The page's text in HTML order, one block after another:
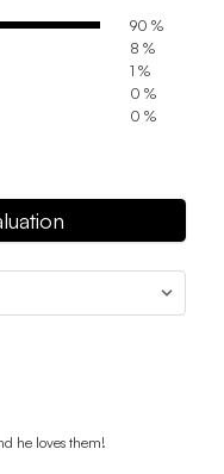
90 %
8 %
1 %
0 %
0 %
he loves them!